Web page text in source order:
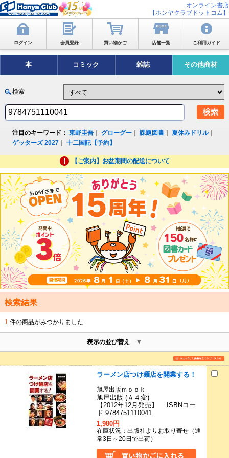
オンライン書店
【ホンヤクラブドットコム】
ログイン 会員登録 買い物かご 店舗一覧 ご利用ガイド
本 コミック 雑誌 その他商材
検索
注目のキーワード： 東野圭吾 グローグー ｜課題図書 ｜夏休みドリル｜
ゲッターズ 2027 ｜十二国記【予約】
【ご案内】お盆期間の配送について
検索結果
1 件の商品がみつかりました
表示の並び替え
ラーメン店つけ麺店を開業する！
旭屋出版ｍｏｏｋ
旭屋出版 (Ａ４変)
【2012年12月発売】 ISBNコー
ド 9784751110041
1,980円
在庫状況：出版社よりお取り寄せ（通
常3日～20日で出荷）